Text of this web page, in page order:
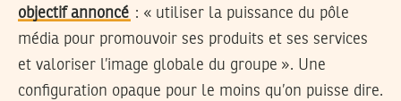
objectif annoncé : « utiliser la puissance du pôle
média pour promouvoir ses produits et ses services
et valoriser l’image globale du groupe ». Une
configuration opaque pour le moins qu’on puisse dire.